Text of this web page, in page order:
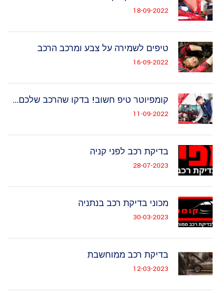
18-09-2022
טיפים לשמירה על צבע ומרכב הרכב
16-09-2022
קומפיוטר טיפ חשוב! בדקו שהרכב שלכם...
11-09-2022
בדיקת רכב לפני קניה
28-07-2023
מכוני בדיקת רכב בנתניה
30-03-2023
בדיקת רכב ממוחשבת
12-03-2023